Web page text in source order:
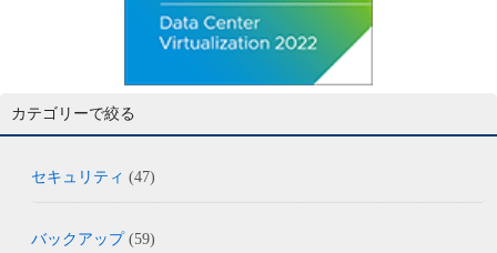
カテゴリーで絞る
セキュリティ (47)
バックアップ(59)